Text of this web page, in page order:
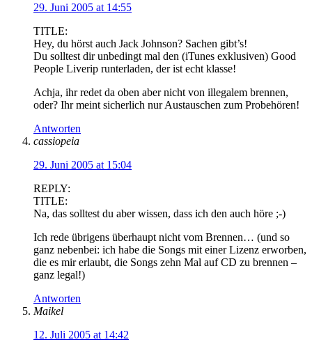
29. Juni 2005 at 14:55
TITLE:
Hey, du hörst auch Jack Johnson? Sachen gibt’s!
Du solltest dir unbedingt mal den (iTunes exklusiven) Good
People Liverip runterladen, der ist echt klasse!
Achja, ihr redet da oben aber nicht von illegalem brennen,
oder? Ihr meint sicherlich nur Austauschen zum Probehören!
Antworten
cassiopeia
29. Juni 2005 at 15:04
REPLY:
TITLE:
Na, das solltest du aber wissen, dass ich den auch höre ;-)
Ich rede übrigens überhaupt nicht vom Brennen… (und so
ganz nebenbei: ich habe die Songs mit einer Lizenz erworben,
die es mir erlaubt, die Songs zehn Mal auf CD zu brennen –
ganz legal!)
Antworten
Maikel
12. Juli 2005 at 14:42